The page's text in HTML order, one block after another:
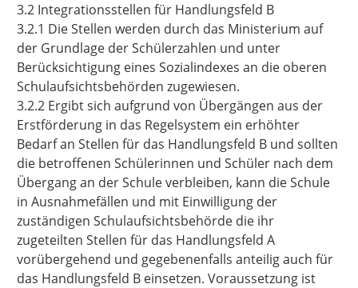
3.2 Integrationsstellen für Handlungsfeld B
3.2.1 Die Stellen werden durch das Ministerium auf
der Grundlage der Schülerzahlen und unter
Berücksichtigung eines Sozialindexes an die oberen
Schulaufsichtsbehörden zugewiesen.
3.2.2 Ergibt sich aufgrund von Übergängen aus der
Erstförderung in das Regelsystem ein erhöhter
Bedarf an Stellen für das Handlungsfeld B und sollten
die betroffenen Schülerinnen und Schüler nach dem
Übergang an der Schule verbleiben, kann die Schule
in Ausnahmefällen und mit Einwilligung der
zuständigen Schulaufsichtsbehörde die ihr
zugeteilten Stellen für das Handlungsfeld A
vorübergehend und gegebenenfalls anteilig auch für
das Handlungsfeld B einsetzen. Voraussetzung ist